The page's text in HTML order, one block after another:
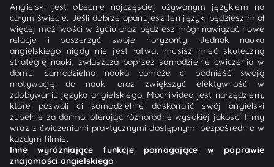
Angielski jest obecnie najczęściej używanym językiem na
całym świecie. Jeśli dobrze opanujesz ten język, będziesz miał
więcej możliwości w życiu oraz będziesz mógł nawiązać nowe
relacje i poszerzyć swoje horyzonty. Jednak nauka
angielskiego nigdy nie jest łatwa, musisz mieć skuteczną
strategię nauki, zwłaszcza poprzez samodzielne ćwiczenia w
domu. Samodzielna nauka pomoże ci podnieść swoją
motywację do nauki oraz zwiększyć efektywność w
zdobywaniu języka angielskiego. MochiVideo jest narzędziem,
które pozwoli ci samodzielnie doskonalić swój angielski
zupełnie za darmo, oferując różnorodne wysokiej jakości filmy
wraz z ćwiczeniami praktycznymi dostępnymi bezpośrednio w
każdym filmie.
Inne wyróżniające funkcje pomagające w poprawie
znajomości angielskiego